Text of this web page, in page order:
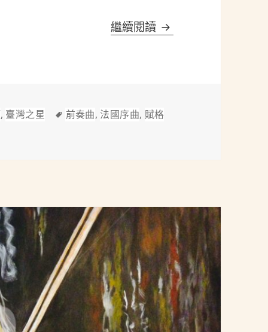
繼續閱讀 巴洛克的、古典的及
, 臺灣之星
標
前奏曲, 法國序曲, 賦格